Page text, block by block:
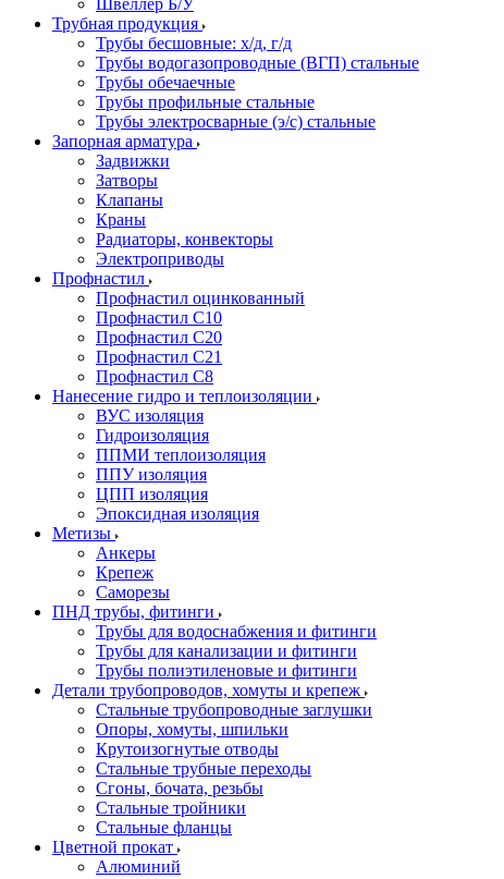
Швеллер Б/У
Трубная продукция
Трубы бесшовные: х/д, г/д
Трубы водогазопроводные (ВГП) стальные
Трубы обечаечные
Трубы профильные стальные
Трубы электросварные (э/с) стальные
Запорная арматура
Задвижки
Затворы
Клапаны
Краны
Радиаторы, конвекторы
Электроприводы
Профнастил
Профнастил оцинкованный
Профнастил С10
Профнастил С20
Профнастил С21
Профнастил С8
Нанесение гидро и теплоизоляции
ВУС изоляция
Гидроизоляция
ППМИ теплоизоляция
ППУ изоляция
ЦПП изоляция
Эпоксидная изоляция
Метизы
Анкеры
Крепеж
Саморезы
ПНД трубы, фитинги
Трубы для водоснабжения и фитинги
Трубы для канализации и фитинги
Трубы полиэтиленовые и фитинги
Детали трубопроводов, хомуты и крепеж
Стальные трубопроводные заглушки
Опоры, хомуты, шпильки
Крутоизогнутые отводы
Стальные трубные переходы
Сгоны, бочата, резьбы
Стальные тройники
Стальные фланцы
Цветной прокат
Алюминий